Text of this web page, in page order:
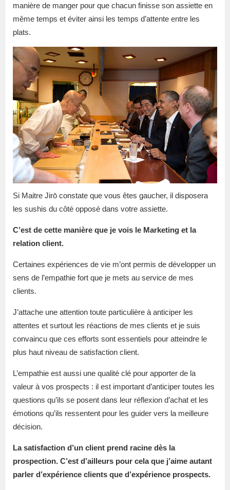
manière de manger pour que chacun finisse son assiette en
même temps et éviter ainsi les temps d’attente entre les
plats.
Si Maitre Jirō constate que vous êtes gaucher, il disposera
les sushis du côté opposé dans votre assiette.
C’est de cette manière que je vois le Marketing et la
relation client.
Certaines expériences de vie m’ont permis de développer un
sens de l’empathie fort que je mets au service de mes
clients.
J’attache une attention toute particulière à anticiper les
attentes et surtout les réactions de mes clients et je suis
convaincu que ces efforts sont essentiels pour atteindre le
plus haut niveau de satisfaction client.
L’empathie est aussi une qualité clé pour apporter de la
valeur à vos prospects : il est important d’anticiper toutes les
questions qu’ils se posent dans leur réflexion d’achat et les
émotions qu’ils ressentent pour les guider vers la meilleure
décision.
La satisfaction d’un client prend racine dès la
prospection. C’est d’ailleurs pour cela que j’aime autant
parler d’expérience clients que d’expérience prospects.